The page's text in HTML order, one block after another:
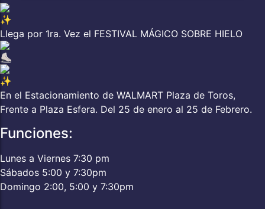
Llega por 1ra. Vez el FESTIVAL MÁGICO SOBRE HIELO
En el Estacionamiento de WALMART Plaza de Toros,
Frente a Plaza Esfera. Del 25 de enero al 25 de Febrero.
Funciones:
Lunes a Viernes 7:30 pm
Sábados 5:00 y 7:30pm
Domingo 2:00, 5:00 y 7:30pm